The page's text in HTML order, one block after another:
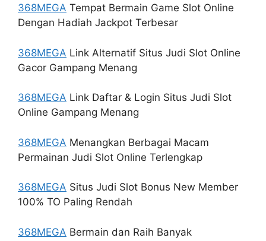
368MEGA Tempat Bermain Game Slot Online
Dengan Hadiah Jackpot Terbesar
368MEGA Link Alternatif Situs Judi Slot Online
Gacor Gampang Menang
368MEGA Link Daftar & Login Situs Judi Slot
Online Gampang Menang
368MEGA Menangkan Berbagai Macam
Permainan Judi Slot Online Terlengkap
368MEGA Situs Judi Slot Bonus New Member
100% TO Paling Rendah
368MEGA Bermain dan Raih Banyak